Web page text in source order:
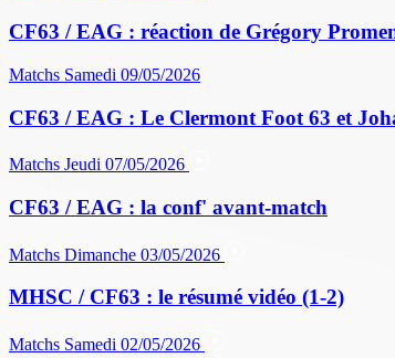
CF63 / EAG : réaction de Grégory
Matchs Samedi 09/05/2026
CF63 / EAG : Le Clermont Foot 63 et
Matchs Jeudi 07/05/2026
CF63 / EAG : la conf' avant-match
Matchs Dimanche 03/05/2026
MHSC / CF63 : le résumé vidéo (1-2)
Matchs Samedi 02/05/2026